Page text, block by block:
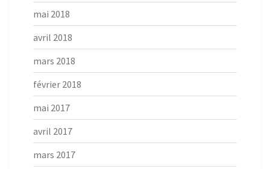
mai 2018
avril 2018
mars 2018
février 2018
mai 2017
avril 2017
mars 2017